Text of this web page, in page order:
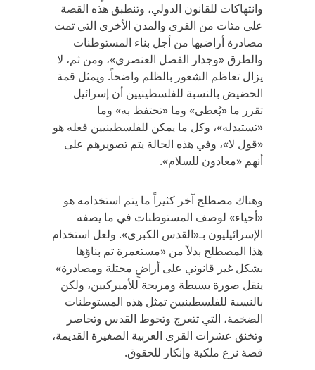
وانتهاكات للقانون الدولي، وتنطبق هذه القصة
على مئات من القرى والمدن الأخرى التي تمت
مصادرة أراضيها من أجل بناء المستوطنات
والطرق «وجدار الفصل العنصري»، ومن ثم، لا
يزال تعاظم الشعور بالظلم واضحاً. ويمثل قمة
الحضيض بالنسبة للفلسطينيين أن إسرائيل
تقرر ما «يُعطى» وما «تحتفظ به» وما
«تستبدله»، وكل ما يمكن للفلسطينيين فعله هو
«قول لا»، وفي هذه الحالة يتم تصويرهم على
أنهم «معادون للسلام».
وهناك مصطلح آخر كثيراً ما يتم استخدامه هو
«أحياء» لوصف المستوطنات في ما يصفه
الإسرائيليون بـ«القدس الكبرى». ولعل استخدام
هذا المصطلح بدلاً من «مستعمرة تم بناؤها
بشكل غير قانوني على أراضٍ محتلة ومصادرة»
ينقل صورة بسيطة ومريحة للأميركيين، ولكن
بالنسبة للفلسطينيين تمثل هذه المستوطنات
الضخمة، التي تتعرج وتحوط القدس وتحاصر
وتخنق عشرات القرى العربية الصغيرة القديمة،
قصة نزع ملكية وإنكار للحقوق.